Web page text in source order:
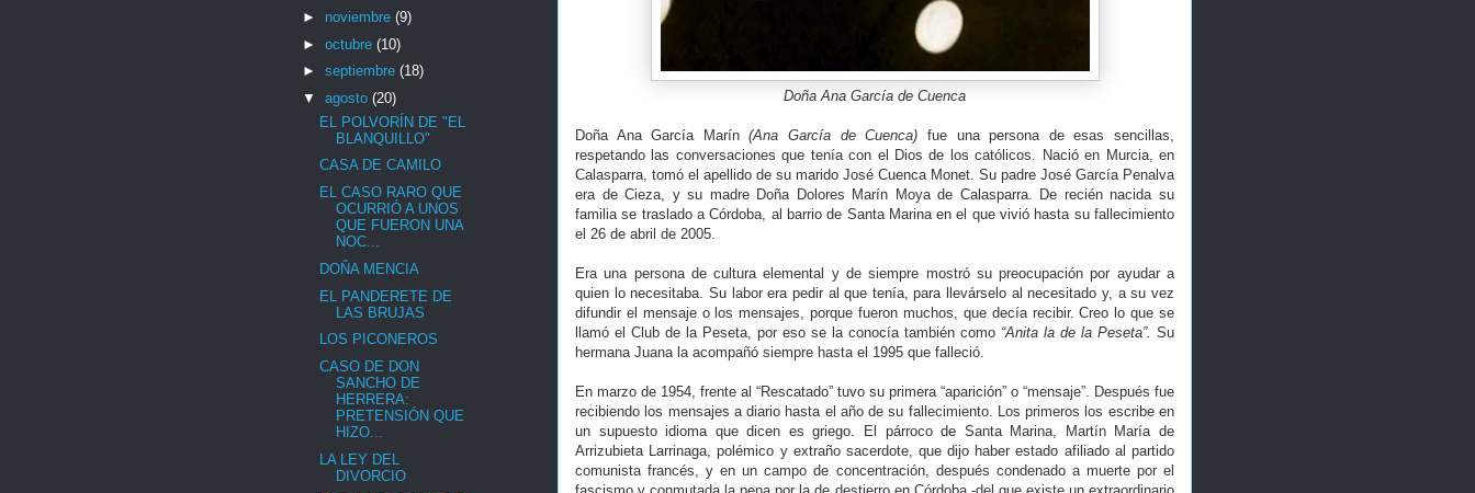
Doña Ana García de Cuenca
Doña Ana García Marín(Ana García de Cuenca) fue una persona de esas sencillas,
respetando las conversaciones que tenía con el Dios de los católicos. Nació en Murcia, en
Calasparra, tomó el apellido de su marido José Cuenca Monet. Su padre José García Penalva
era de Cieza, y su madre Doña Dolores Marín Moya de Calasparra. De recién nacida su
familia se traslado a Córdoba, al barrio de Santa Marina en el que vivió hasta su fallecimiento
el 26 de abril de 2005.
Era una persona de cultura elemental y de siempre mostró su preocupación por ayudar a
quien lo necesitaba. Su labor era pedir al que tenía, para llevárselo al necesitado y, a su vez
difundir el mensaje o los mensajes, porque fueron muchos, que decía recibir. Creo lo que se
llamó el Club de la Peseta, por eso se la conocía también como “Anita la de la Peseta”. Su
hermana Juana la acompañó siempre hasta el 1995 que falleció.
En marzo de 1954, frente al “Rescatado” tuvo su primera “aparición” o “mensaje”. Después fue
recibiendo los mensajes a diario hasta el año de su fallecimiento. Los primeros los escribe en
un supuesto idioma que dicen es griego. El párroco de Santa Marina, Martín María de
Arrizubieta Larrinaga, polémico y extraño sacerdote, que dijo haber estado afiliado al partido
comunista francés, y en un campo de concentración, después condenado a muerte por el
► noviembre (9)
► octubre (10)
► septiembre (18)
▼ agosto (20)
EL POLVORÍN DE "EL
BLANQUILLO"
CASA DE CAMILO
EL CASO RARO QUE
OCURRIÓ A UNOS
QUE FUERON UNA
NOC...
DOÑA MENCIA
EL PANDERETE DE
LAS BRUJAS
LOS PICONEROS
CASO DE DON
SANCHO DE
HERRERA:
PRETENSIÓN QUE
HIZO...
LA LEY DEL
DIVORCIO